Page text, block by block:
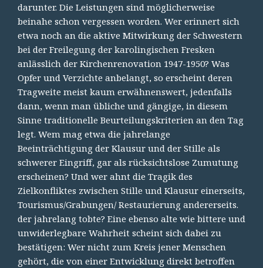
darunter. Die Leistungen sind möglicherweise
beinahe schon vergessen worden. Wer erinnert sich
etwa noch an die aktive Mitwirkung der Schwestern
bei der Freilegung der karolingischen Fresken
anlässlich der Kirchenrenovation 1947-1950? Was
Opfer und Verzichte anbelangt, so erscheint deren
Tragweite meist kaum erwähnenswert, jedenfalls
dann, wenn man übliche und gängige, in diesem
Sinne traditionelle Beurteilungskriterien an den Tag
legt. Wem mag etwa die jahrelange
Beeinträchtigung der Klausur und der Stille als
schwerer Eingriff, gar als rücksichtslose Zumutung
erscheinen? Und wer ahnt die Tragik des
Zielkonfliktes zwischen Stille und Klausur einerseits,
Tourismus/Grabungen/ Restaurierung andererseits.
der jahrelang tobte? Eine ebenso alte wie bittere und
unwiderlegbare Wahrheit scheint sich dabei zu
bestätigen: Wer nicht zum Kreis jener Menschen
gehört, die von einer Entwicklung direkt betroffen